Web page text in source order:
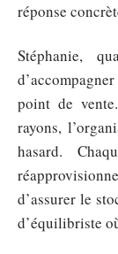
réponse
Stéphanie,
point de
rayons,
hasard.
d’assurer le
d’équilibriste